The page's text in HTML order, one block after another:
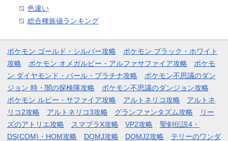
色違い
総合種族値ランキング
ポケモン ゴールド・シルバー攻略
ポケモン ブラック・ホワイト
攻略
ポケモン オメガルビー・アルファサファイア攻略
ポケモ
ン ダイヤモンド・パール・プラチナ攻略
ポケモン不思議のダン
ジョン 時・闇の探検隊攻略
ポケモン不思議のダンジョン攻略
ポケモン ルビー・サファイア攻略
アルトネリコ攻略
アルトネ
リコ2攻略
アルトネリコ3攻略 グランファンタズム攻略
リー
ズのアトリエ攻略
スマブラX攻略 VP2攻略
聖剣伝説4・
DS(COM)・HOM攻略
DQMJ攻略 DQMJ2攻略
テリーのワンダ